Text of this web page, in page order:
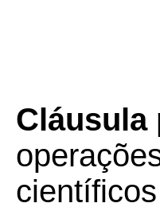
Cláusula